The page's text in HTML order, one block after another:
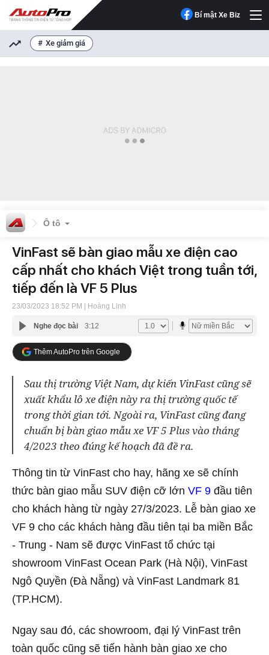
Bí mật Xe Biz
Xe giảm giá
Ô tô
VinFast sẽ bàn giao mẫu xe điện cao
cấp nhất cho khách Việt trong tuần tới,
tiếp đến là VF 5 Plus
23/03/2023 18:52 PM | Hoàng Linh
Nghe đọc bài 3:12
Thêm AutoPro trên Google
Sau thị trường Việt Nam, dự kiến VinFast cũng sẽ
xuất khẩu lô xe điện này ra thị trường quốc tế
trong thời gian tới. Ngoài ra, VinFast cũng đang
chuẩn bị bàn giao mẫu xe VF 5 Plus vào tháng
4/2023 theo đúng kế hoạch đã đề ra.
Thông tin từ VinFast cho hay, hãng xe sẽ chính
thức bàn giao mẫu SUV điện cỡ lớn VF 9 đầu tiên
cho khách hàng từ ngày 27/3/2023. Lễ bàn giao xe
VF 9 cho các khách hàng đầu tiên tại ba miền Bắc
- Trung - Nam sẽ được VinFast tổ chức tại
showroom VinFast Ocean Park (Hà Nội), VinFast
Ngô Quyền (Đà Nẵng) và VinFast Landmark 81
(TP.HCM).
Ngay sau đó, các showroom, đại lý VinFast trên
toàn quốc cũng sẽ tiến hành bàn giao xe cho